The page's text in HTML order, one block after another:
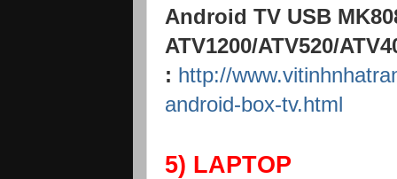
Android TV USB
ATV1200/ATV520/
: http://
android-box-tv.html
5) LAPTOP